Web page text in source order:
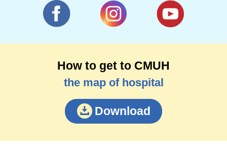
How to get to CMUH
the map of hospital
Download